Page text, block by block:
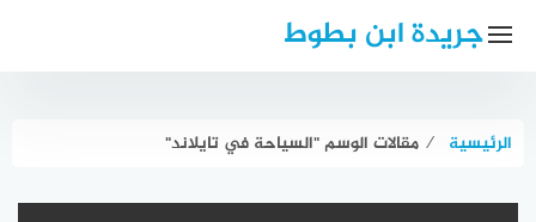
جريدة ابن بطوط
الرئيسية ⁄ مقالات الوسم "السياحة في تايلاند"